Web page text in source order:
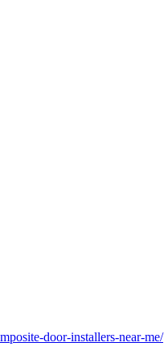
door-installers-near-me/